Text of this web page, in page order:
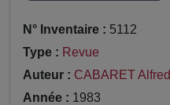
N° Inventaire : 5112
Type : Revue
Auteur : CABARET Alfred
Année : 1983